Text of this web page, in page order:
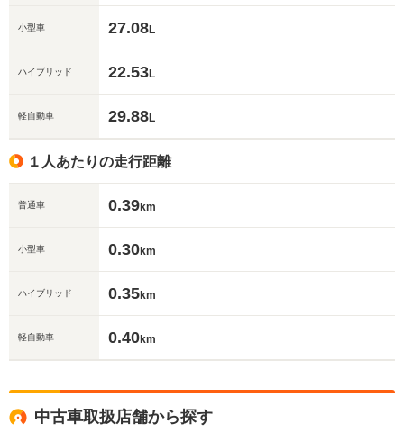
小型車 27.08L
ハイブリッド 22.53L
軽自動車 29.88L
１人あたりの走行距離
普通車 0.39km
小型車 0.30km
ハイブリッド 0.35km
軽自動車 0.40km
中古車取扱店舗から探す